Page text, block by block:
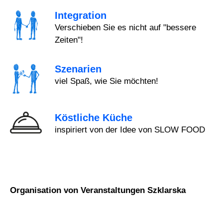
Integration
Verschieben Sie es nicht auf "bessere
Zeiten"!
Szenarien
viel Spaß, wie Sie möchten!
Köstliche Küche
inspiriert von der Idee von SLOW FOOD
Organisation von Veranstaltungen Szklarska